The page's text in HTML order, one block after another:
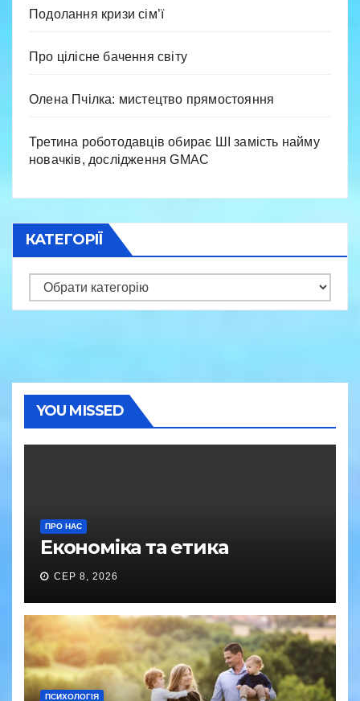
Подолання кризи сім’ї
Про цілісне бачення світу
Олена Пчілка: мистецтво прямостояння
Третина роботодавців обирає ШІ замість найму
новачків, дослідження GMAC
КАТЕГОРІЇ
Категорії
YOU MISSED
ПРО НАС
Економіка та етика
СЕР 8, 2026
ПСИХОЛОГІЯ